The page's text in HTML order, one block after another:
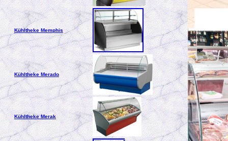
Kühltheke Memphis
Kühltheke Merado
Kühltheke Merak